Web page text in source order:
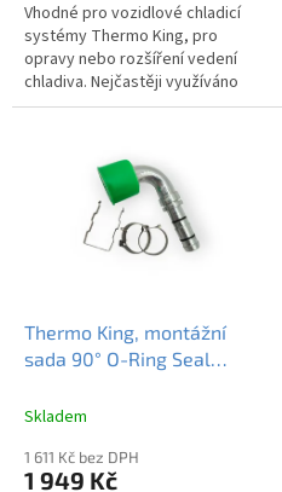
Vhodné pro vozidlové chladicí
systémy Thermo King, pro
opravy nebo rozšíření vedení
chladiva. Nejčastěji využíváno
při výměně poškozených úseků
Thermo King, montážní
sada 90° O-Ring Seal
Skladem
1 611 Kč bez DPH
1 949 Kč